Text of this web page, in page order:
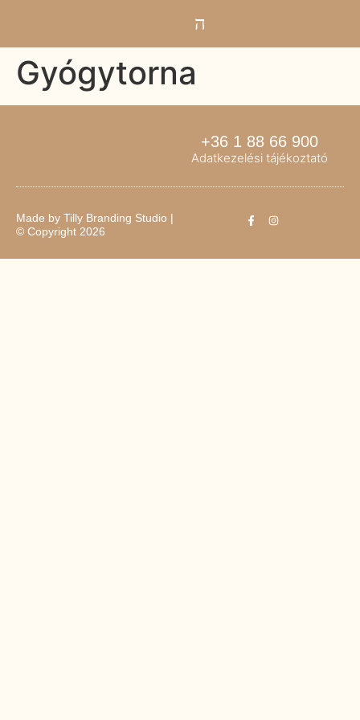
Gyógytorna
+36 1 88 66 900
Adatkezelési tájékoztató
Made by Tilly Branding Studio |
© Copyright 2026